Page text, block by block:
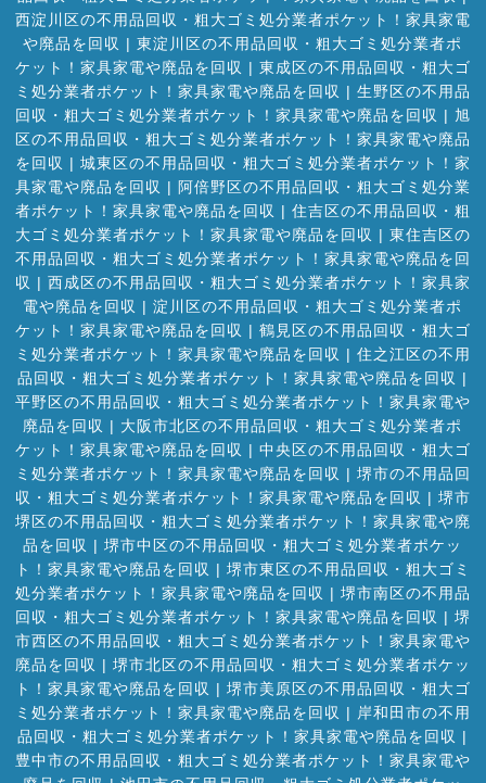
西淀川区の不用品回収・粗大ゴミ処分業者ポケット！家具家電
や廃品を回収 | 東淀川区の不用品回収・粗大ゴミ処分業者ポ
ケット！家具家電や廃品を回収 | 東成区の不用品回収・粗大ゴ
ミ処分業者ポケット！家具家電や廃品を回収 | 生野区の不用品
回収・粗大ゴミ処分業者ポケット！家具家電や廃品を回収 | 旭
区の不用品回収・粗大ゴミ処分業者ポケット！家具家電や廃品
を回収 | 城東区の不用品回収・粗大ゴミ処分業者ポケット！家
具家電や廃品を回収 | 阿倍野区の不用品回収・粗大ゴミ処分業
者ポケット！家具家電や廃品を回収 | 住吉区の不用品回収・粗
大ゴミ処分業者ポケット！家具家電や廃品を回収 | 東住吉区の
不用品回収・粗大ゴミ処分業者ポケット！家具家電や廃品を回
収 | 西成区の不用品回収・粗大ゴミ処分業者ポケット！家具家
電や廃品を回収 | 淀川区の不用品回収・粗大ゴミ処分業者ポ
ケット！家具家電や廃品を回収 | 鶴見区の不用品回収・粗大ゴ
ミ処分業者ポケット！家具家電や廃品を回収 | 住之江区の不用
品回収・粗大ゴミ処分業者ポケット！家具家電や廃品を回収 |
平野区の不用品回収・粗大ゴミ処分業者ポケット！家具家電や
廃品を回収 | 大阪市北区の不用品回収・粗大ゴミ処分業者ポ
ケット！家具家電や廃品を回収 | 中央区の不用品回収・粗大ゴ
ミ処分業者ポケット！家具家電や廃品を回収 | 堺市の不用品回
収・粗大ゴミ処分業者ポケット！家具家電や廃品を回収 | 堺市
堺区の不用品回収・粗大ゴミ処分業者ポケット！家具家電や廃
品を回収 | 堺市中区の不用品回収・粗大ゴミ処分業者ポケッ
ト！家具家電や廃品を回収 | 堺市東区の不用品回収・粗大ゴミ
処分業者ポケット！家具家電や廃品を回収 | 堺市南区の不用品
回収・粗大ゴミ処分業者ポケット！家具家電や廃品を回収 | 堺
市西区の不用品回収・粗大ゴミ処分業者ポケット！家具家電や
廃品を回収 | 堺市北区の不用品回収・粗大ゴミ処分業者ポケッ
ト！家具家電や廃品を回収 | 堺市美原区の不用品回収・粗大ゴ
ミ処分業者ポケット！家具家電や廃品を回収 | 岸和田市の不用
品回収・粗大ゴミ処分業者ポケット！家具家電や廃品を回収 |
豊中市の不用品回収・粗大ゴミ処分業者ポケット！家具家電や